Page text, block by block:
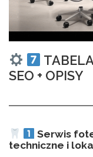
SEO + OPISY
Serwis
techniczne i